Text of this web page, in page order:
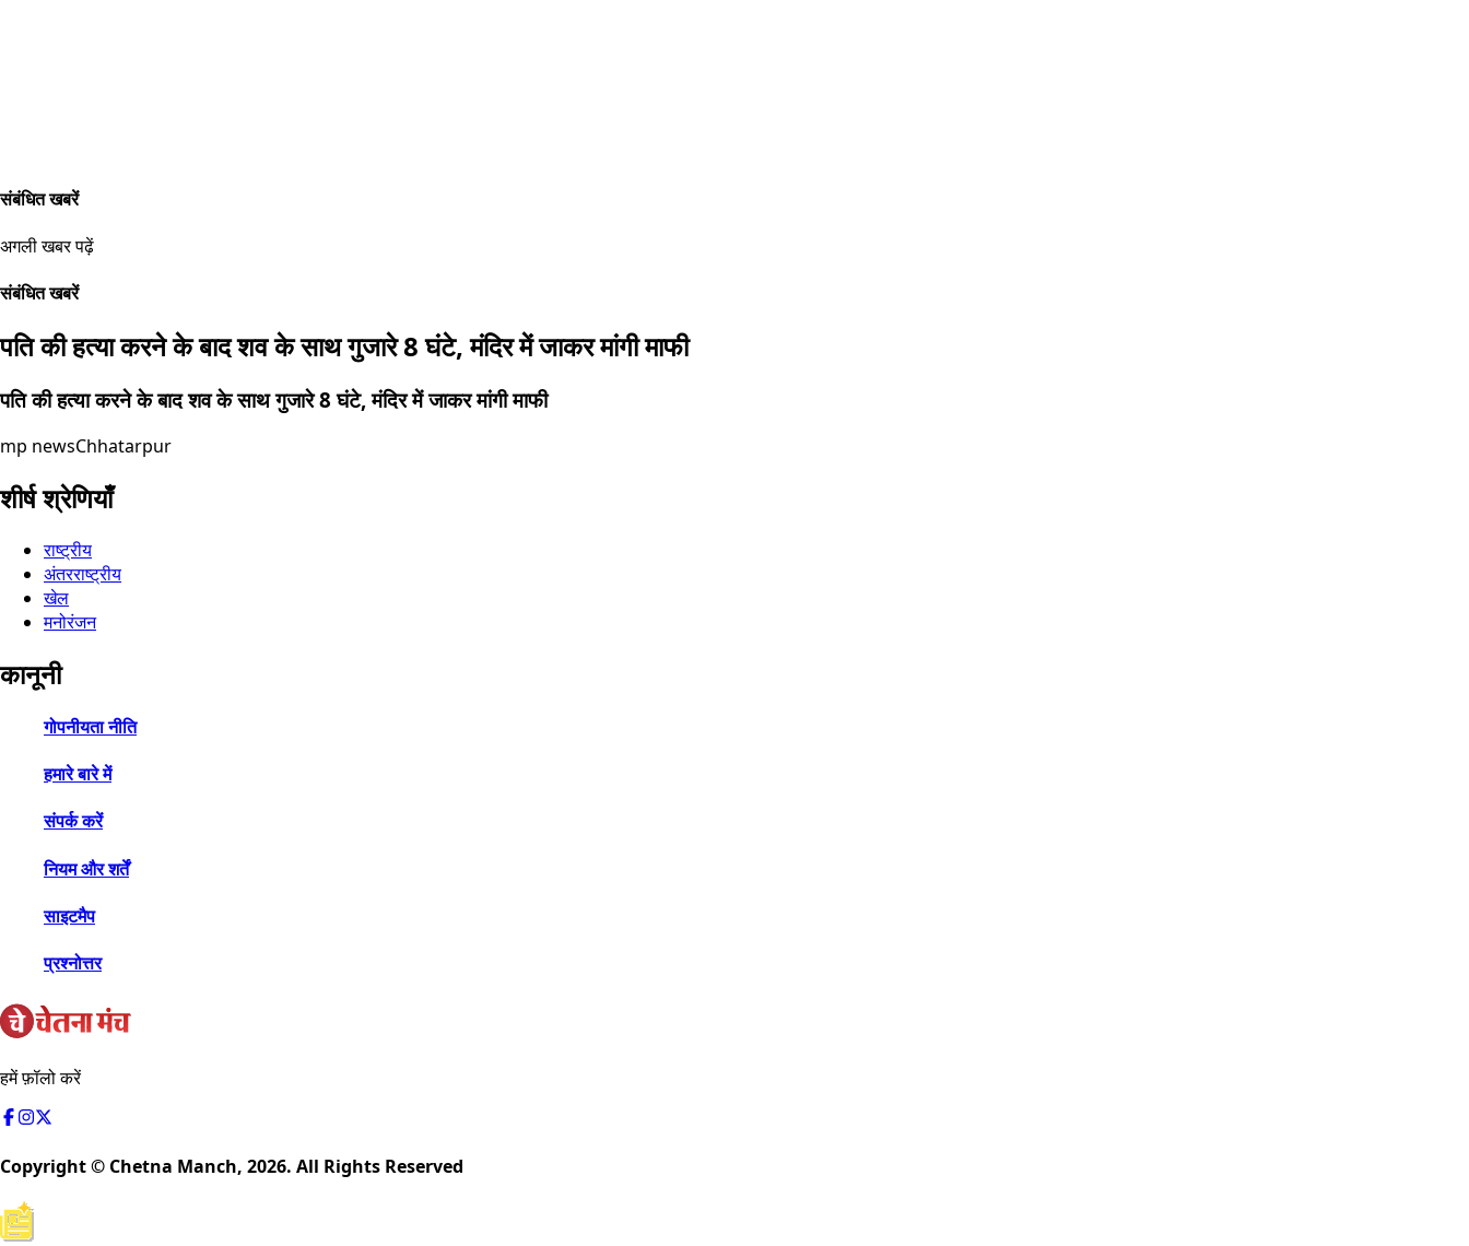
संबंधित खबरें
अगली खबर पढ़ें
संबंधित खबरें
पति की हत्या करने के बाद शव के साथ गुजारे 8 घंटे, मंदिर में जाकर मांगी माफी
पति की हत्या करने के बाद शव के साथ गुजारे 8 घंटे, मंदिर में जाकर मांगी माफी
mp newsChhatarpur
शीर्ष श्रेणियाँ
राष्ट्रीय
अंतरराष्ट्रीय
खेल
मनोरंजन
कानूनी
गोपनीयता नीति
हमारे बारे में
संपर्क करें
नियम और शर्तें
साइटमैप
प्रश्नोत्तर
हमें फ़ॉलो करें
Copyright © Chetna Manch, 2026. All Rights Reserved